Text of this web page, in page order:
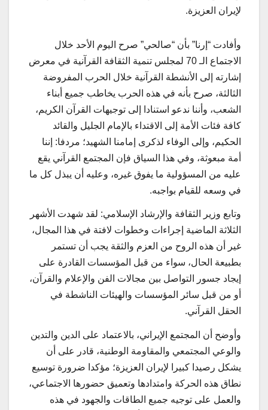
لإيران العزيزة.
وأفادت “إرنا” بأن “صالحي” صرح اليوم الأحد خلال
الاجتماع الـ 70 لمجلس تنمية الثقافة القرآنية في معرض
إشارته إلى الأنشطة القرآنية خلال الحرب المفروضة
الثالثة، صرح بأنه في هذه الحرب يخاطب جميع أبناء
الشعب، وأننا ندعو استنادا إلى توجيهات القرآن الكريم،
كافة فئات الأمة إلى الاقتداء بالإمام الجليل والقائد
الحكيم، وإلى الوفاء لذكرى إمامنا الشهيد؛ مردفا: إننا
أمة مبعوثة، وفي هذا السياق فإن المجتمع القرآني يقع
عليه من المسؤولية ما يفوق غيره، وعليه أن يبذل كل ما
في وسعه للقيام بواجبه.
وتابع وزير الثقافة والإرشاد الإسلامي: لقد شهدت الأشهر
الثلاثة الماضية إجراءات وخطوات لافتة في هذا المجال،
غير أن هذه الروح من العزم والثقة يجب أن تستمر
بطبيعة الحال، سواء من قبل المؤسسات القادرة على
إيجاد جسور التواصل بين مجالات الفن والإعلام والقرآن،
أو من قبل سائر المؤسسات والهيئات الناشطة في
الحقل القرآني.
وأوضح أن المجتمع الإيراني، بالاعتماد على الدين والتدين
والوعي المجتمعي والمقاومة الوطنية، قادر على أن
يشكل رصيدا كبيرا لإيران العزيزة؛ مؤكدا ضرورة توسيع
نطاق هذه الحركة وامتدادها وتعميق حضورها الاجتماعي،
والعمل على توجيه جميع الطاقات والجهود في هذه